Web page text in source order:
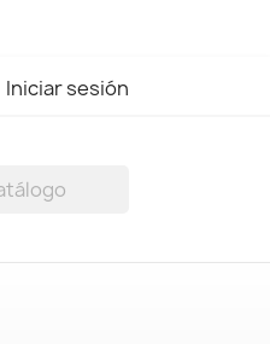
Iniciar sesión